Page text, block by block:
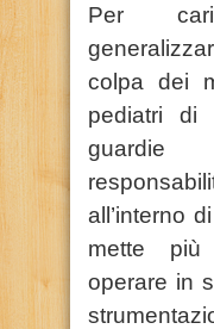
Per
colpa dei
pediatri di
all’interno
mette
operare in